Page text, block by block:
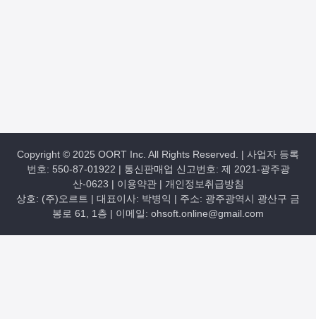
Copyright © 2025 OORT Inc. All Rights Reserved. | 사업자 등록
번호: 550-87-01922 | 통신판매업 신고번호: 제 2021-광주광
산-0623 | 이용약관| 개인정보취급방침
상호: (주)오르트 | 대표이사: 박병익 | 주소: 광주광역시 광산구 금
봉로 61, 1층 | 이메일: ohsoft.online@gmail.com